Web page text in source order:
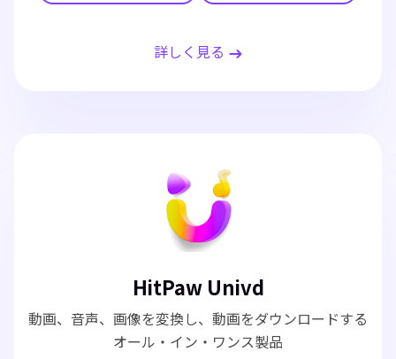
詳しく見る
HitPaw Univd
動画、音声、画像を変換し、動画をダウンロードする
オール・イン・ワンス製品